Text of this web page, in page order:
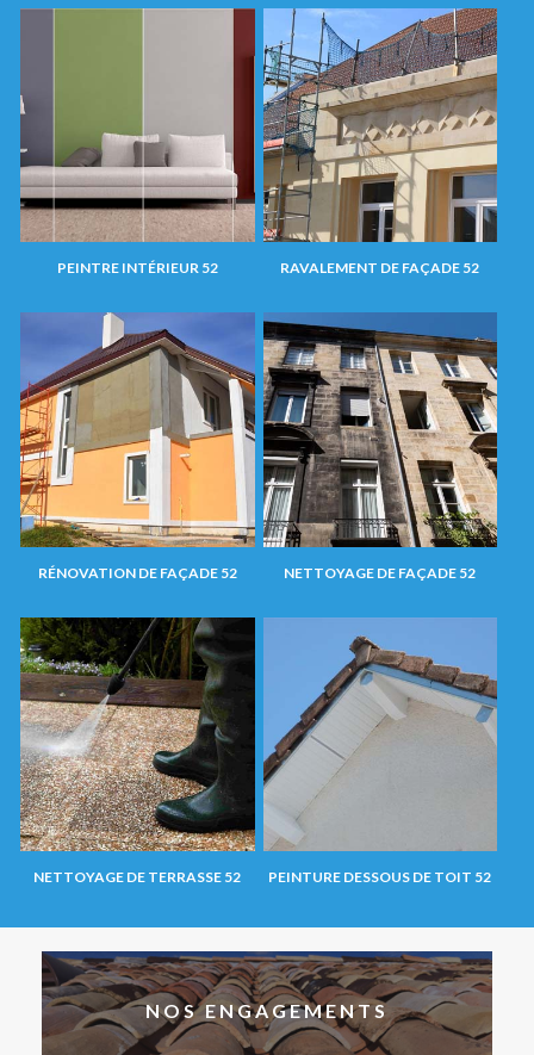
PEINTRE INTÉRIEUR 52 RAVALEMENT DE FAÇADE 52
RÉNOVATION DE FAÇADE 52 NETTOYAGE DE FAÇADE 52
NETTOYAGE DE TERRASSE 52 PEINTURE DESSOUS DE TOIT 52
NOS ENGAGEMENTS